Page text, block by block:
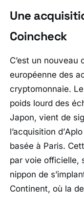
Une
Coincheck
C’est un nouveau
européenne des
cryptomonnaie.
poids lourd des
Japon, vient de
l’acquisition d’Aplo
basée à Paris.
par voie officielle,
nippon de
Continent, où la